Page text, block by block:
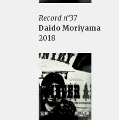
Record n°37
Daido Moriyama
2018